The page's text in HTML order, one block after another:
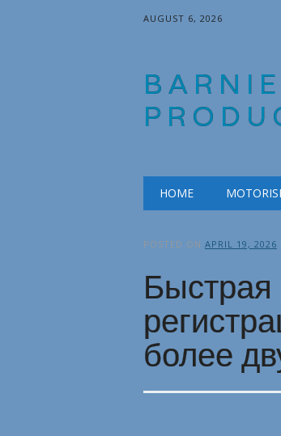
AUGUST 6, 2026
BARNIE
Main
HOME
POSTED ON APRIL 19, 2026
Быстрая
более